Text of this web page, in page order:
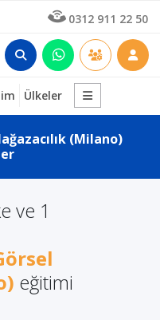
0312 911 22 50
Ülkeler
(Milano)
ve 1
eğitimi